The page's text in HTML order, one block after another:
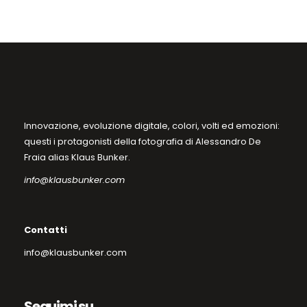
Innovazione, evoluzione digitale, colori, volti ed emozioni:
questi i protagonisti della fotografia di Alessandro De
Fraia alias Klaus Bunker.
info@klausbunker.com
Contatti
info@klausbunker.com